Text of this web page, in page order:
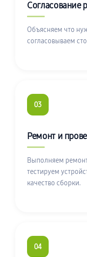
Согласование
Объясняем что
согласовываем
03
Ремонт и
Выполняем
тестируем
качество сборки.
04